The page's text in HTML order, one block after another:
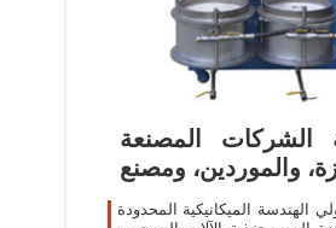
الشركات المصنعة
الهندسة الميكانيكية المحدودة